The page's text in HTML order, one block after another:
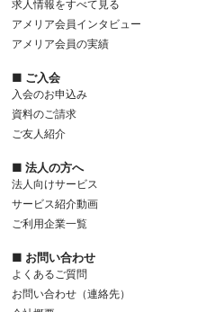
求人情報をすべて見る
アメリア会員インタビュー
アメリア会員の実績
■ ご入会
入会のお申込み
資料のご請求
ご友人紹介
■ 法人の方へ
法人向けサービス
サービス紹介動画
ご利用企業一覧
■ お問い合わせ
よくあるご質問
お問い合わせ（連絡先）